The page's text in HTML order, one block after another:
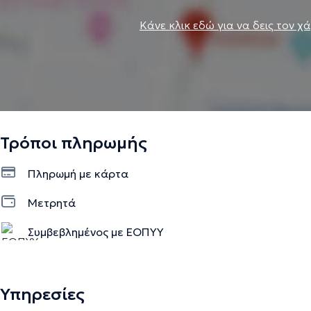
Κάνε κλικ εδώ για να δεις τον
Τρόποι πληρωμής
Πληρωμή με κάρτα
Μετρητά
Συμβεβλημένος με ΕΟΠΥΥ
Υπηρεσίες